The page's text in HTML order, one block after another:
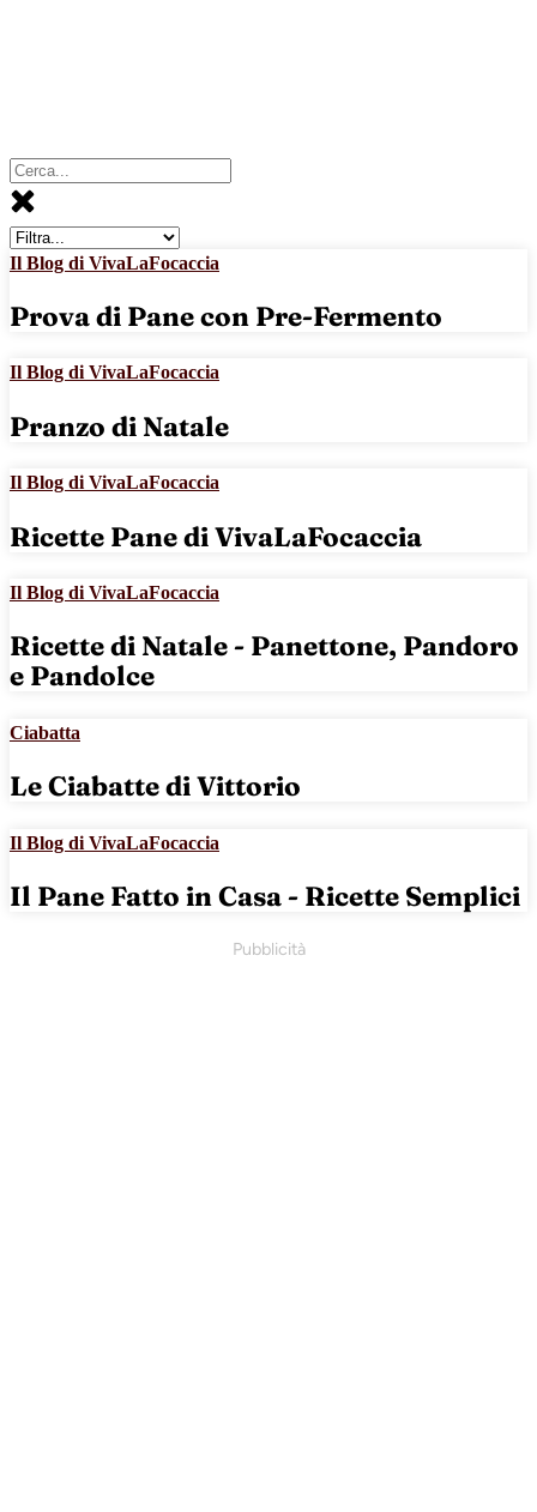
Il Blog di VivaLaFocaccia
Prova di Pane con Pre-Fermento
Il Blog di VivaLaFocaccia
Pranzo di Natale
Il Blog di VivaLaFocaccia
Ricette Pane di VivaLaFocaccia
Il Blog di VivaLaFocaccia
Ricette di Natale - Panettone, Pandoro
e Pandolce
Ciabatta
Le Ciabatte di Vittorio
Il Blog di VivaLaFocaccia
Il Pane Fatto in Casa - Ricette Semplici
Pubblicità